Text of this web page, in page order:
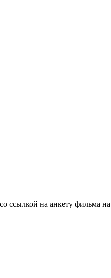
ссылкой на анкету фильма